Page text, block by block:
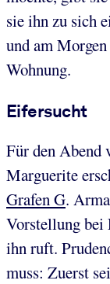
sie ihn zu sich
und am
Wohnung.
Eifersucht
Für den Abend
Marguerite
Grafen G.
Vorstellung bei
ihn ruft.
muss: Zuerst